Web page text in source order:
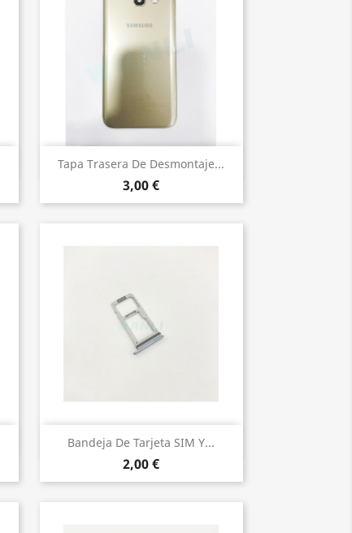
Tapa Trasera De Desmontaje...
3,00 €
Vista rápida
Bandeja De Tarjeta SIM Y...
2,00 €
 Vista rápida